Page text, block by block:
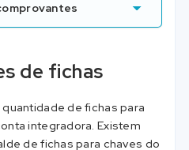
de fichas
de fichas para
integradora. Existem
de fichas para chaves do